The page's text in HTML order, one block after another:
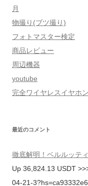
月
物撮り(ブツ撮り)
フォトマスター検定
商品レビュー
周辺機器
youtube
完全ワイヤレスイヤホン
最近のコメント
徹底解明！ベルルッテ
Up 36,824.13 USDT
04-21-